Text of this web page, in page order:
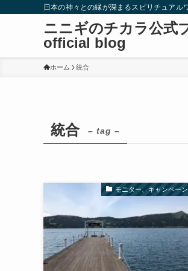
日本の神々との縁が深まるスピリチュアル
ニニギのチカラ公式
official blog
ホーム 統合
統合 – tag –
モニター、キャンペー